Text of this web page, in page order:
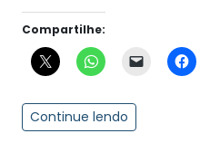
Compartilhe:
Continue lendo